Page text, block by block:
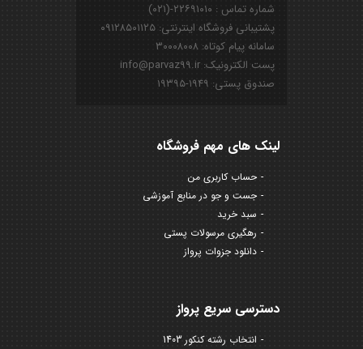
شماره تماس : ۲۲۶۹۱۰۱۰-(۰۲۱)
پشتیبانی فروشگاه اینترنتی: ۰۹۱۲۸۵۰۱۱۲۵
سامانه پیام کوتاه: ۳۰۰۰۸۰۰۸
پست الکترونیک: info@parvaz99.ir
صندوق پستی: ۱۹۴۹-۱۹۳۹۵
لینک های مهم فروشگاه
حساب کاربری من
جست و جو در منابع آموزشی
سبد خرید
رهگیری مرسولات پستی
دانلود جزوات پرواز
دسترسی سریع پرواز
انتخاب رشته کنکور 1403